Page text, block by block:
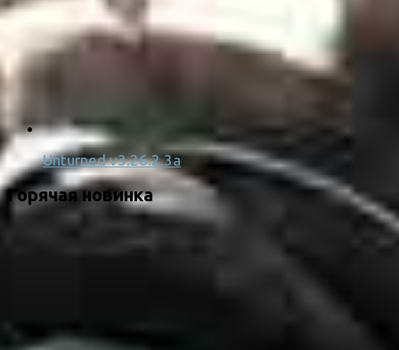
Unturned v3.26.2.3a
Горячая новинка